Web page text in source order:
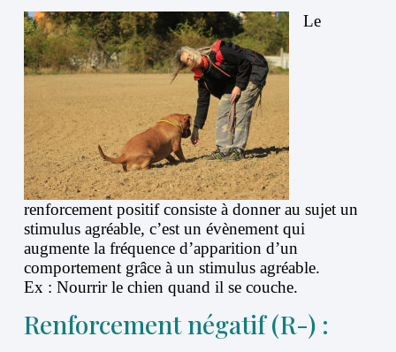
Le
renforcement positif consiste à donner au sujet un
stimulus agréable, c’est un évènement qui
augmente la fréquence d’apparition d’un
comportement grâce à un stimulus agréable.
Ex : Nourrir le chien quand il se couche.
Renforcement négatif (R-) :